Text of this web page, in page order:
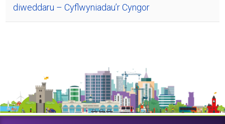
diweddaru – Cyflwyniadau’r Cyngor